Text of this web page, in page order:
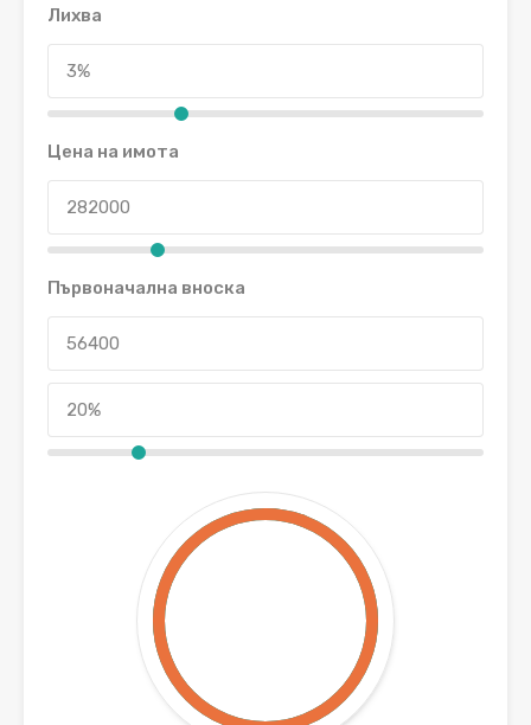
Лихва
Цена на имота
Първоначална вноска